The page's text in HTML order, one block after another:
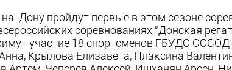
Дону пройдут первые в этом сезоне
соревнованиях "Донская
участие 18 спортсменов ГБУДО
Крылова Елизавета, Плаксина